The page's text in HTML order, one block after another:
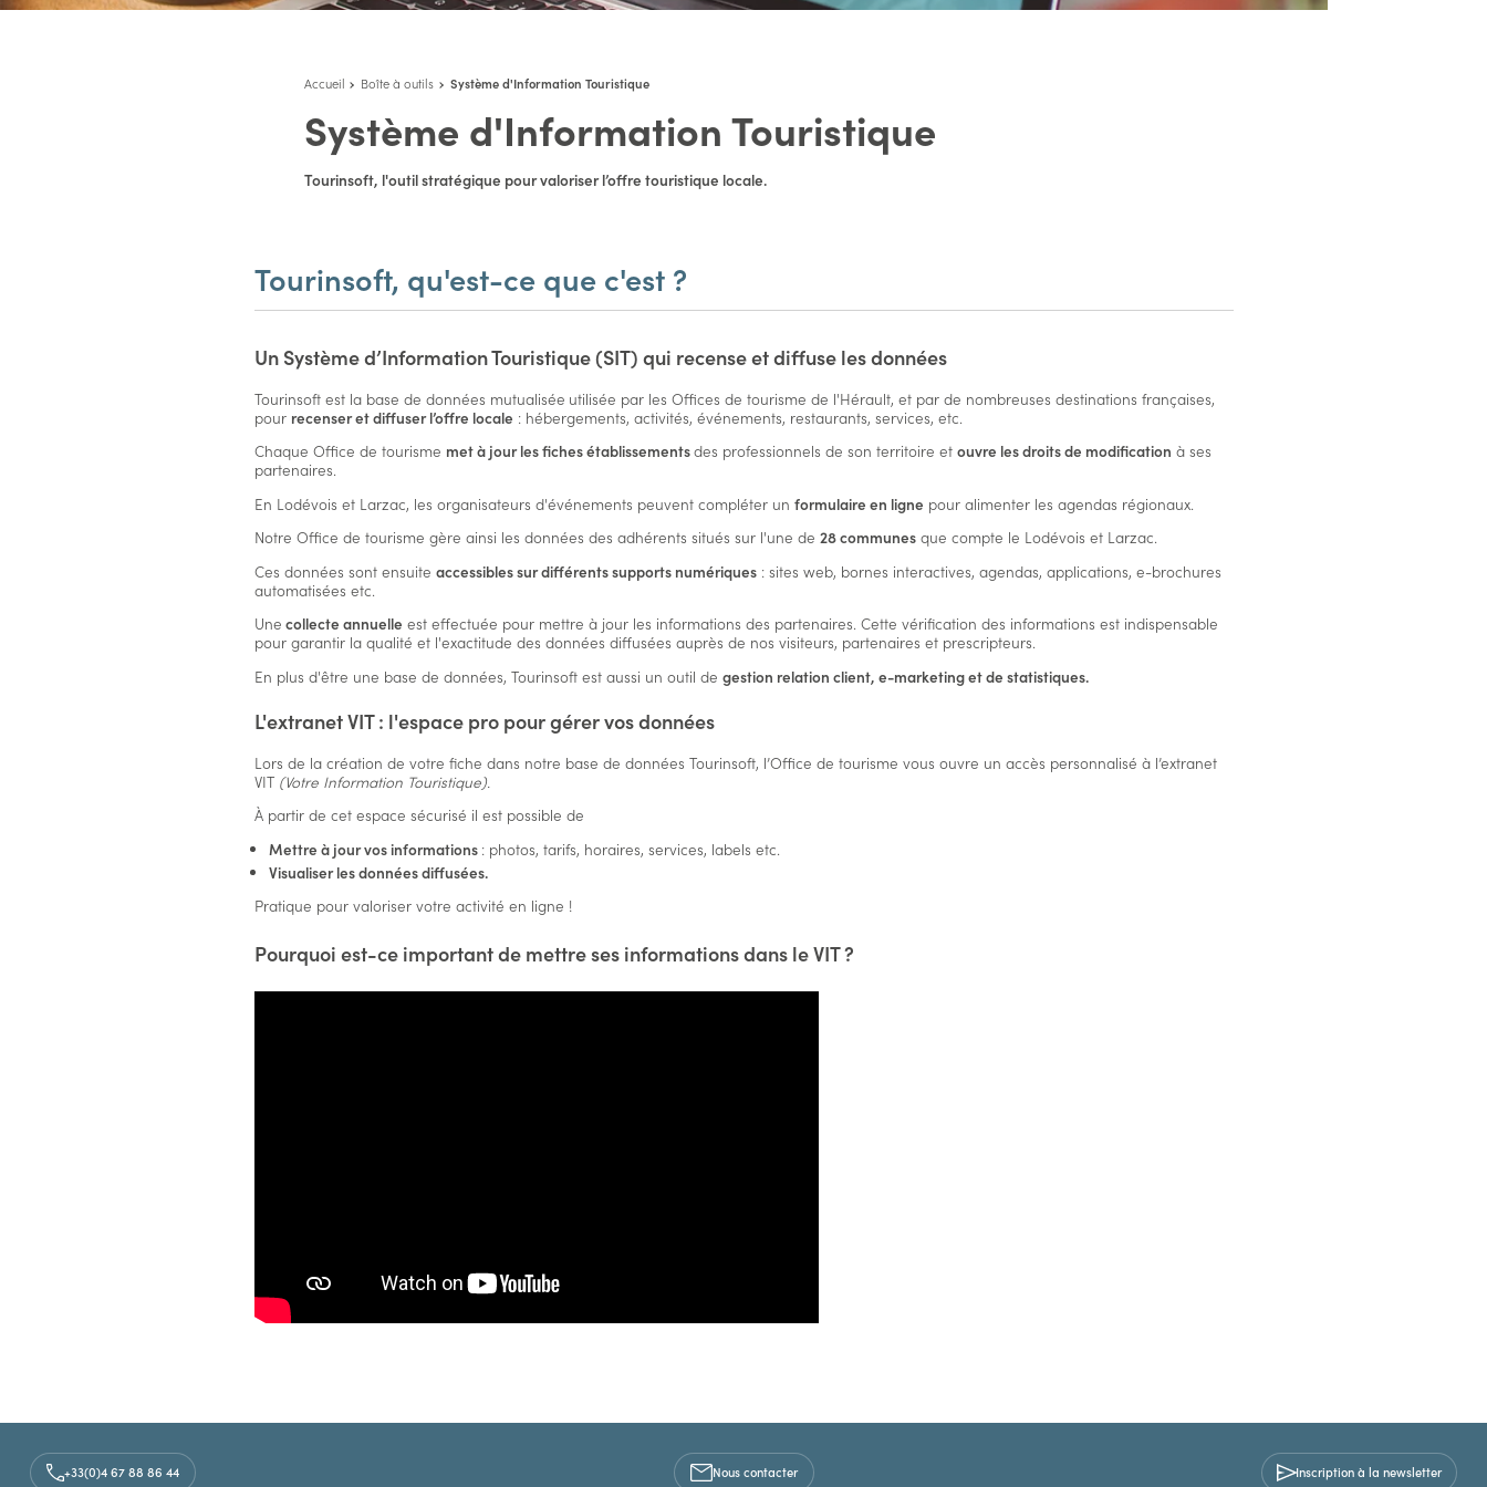
Accueil Boîte à outils Système d'Information Touristique
Système d'Information Touristique
Tourinsoft, l'outil stratégique pour valoriser l’offre touristique locale.
Tourinsoft, qu'est-ce que c'est ?
Un Système d’Information Touristique (SIT) qui recense et diffuse les données
Tourinsoft est la base de données mutualisée utilisée par les Offices de tourisme de l'Hérault, et par de nombreuses destinations françaises,
pour recenser et diffuser l’offre locale : hébergements, activités, événements, restaurants, services, etc.
Chaque Office de tourisme met à jour les fiches établissementsdes professionnels de son territoire et ouvre les droits de modification à ses
partenaires.
En Lodévois et Larzac, les organisateurs d'événements peuvent compléter un formulaire en ligne pour alimenter les agendas régionaux.
Notre Office de tourisme gère ainsi les données des adhérents situés sur l'une de 28 communesque compte le Lodévois et Larzac.
Ces données sont ensuite accessibles sur différents supports numériques: sites web, bornes interactives, agendas, applications, e-brochures
automatisées etc.
Une collecte annuelle est effectuée pour mettre à jour les informations des partenaires. Cette vérification des informations est indispensable
pour garantir la qualité et l'exactitude des données diffusées auprès de nos visiteurs, partenaires et prescripteurs.
En plus d'être une base de données, Tourinsoft est aussi un outil de gestion relation client, e-marketing et de statistiques.
L'extranet VIT : l'espace pro pour gérer vos données
Lors de la création de votre fiche dans notre base de données Tourinsoft, l’Office de tourisme vous ouvre un accès personnalisé à l’extranet
VIT(Votre Information Touristique).
À partir de cet espace sécurisé il est possible de
Mettre à jour vos informations : photos, tarifs, horaires, services, labels etc.
Visualiser les données diffusées.
Pratique pour valoriser votre activité en ligne !
Pourquoi est-ce important de mettre ses informations dans le VIT ?
+33(0)4 67 88 86 44 Nous contacter Inscription à la newsletter